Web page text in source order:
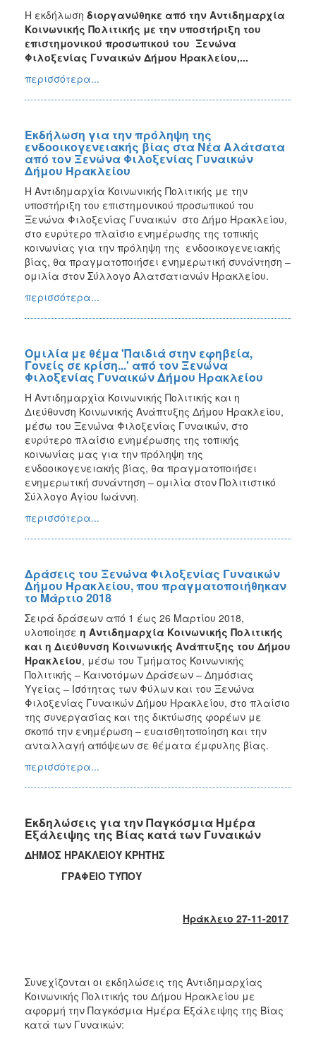
Η εκδήλωση διοργανώθηκε από την Αντιδημαρχία
Κοινωνικής Πολιτικής με την υποστήριξη του
επιστημονικού προσωπικού του Ξενώνα
Φιλοξενίας Γυναικών Δήμου Ηρακλείου,...
περισσότερα...
Εκδήλωση για την πρόληψη της
ενδοοικογενειακής βίας στα Νέα Αλάτσατα
από τον Ξενώνα Φιλοξενίας Γυναικών
Δήμου Ηρακλείου
Η Αντιδημαρχία Κοινωνικής Πολιτικής με την
υποστήριξη του επιστημονικού προσωπικού του
Ξενώνα Φιλοξενίας Γυναικών στο Δήμο Ηρακλείου,
στο ευρύτερο πλαίσιο ενημέρωσης της τοπικής
κοινωνίας για την πρόληψη της ενδοοικογενειακής
βίας, θα πραγματοποιήσει ενημερωτική συνάντηση –
ομιλία στον Σύλλογο Αλατσατιανών Ηρακλείου.
περισσότερα...
Ομιλία με θέμα 'Παιδιά στην εφηβεία,
Γονείς σε κρίση...' από τον Ξενώνα
Φιλοξενίας Γυναικών Δήμου Ηρακλείου
Η Αντιδημαρχία Κοινωνικής Πολιτικής και η
Διεύθυνση Κοινωνικής Ανάπτυξης Δήμου Ηρακλείου,
μέσω του Ξενώνα Φιλοξενίας Γυναικών, στο
ευρύτερο πλαίσιο ενημέρωσης της τοπικής
κοινωνίας μας για την πρόληψη της
ενδοοικογενειακής βίας, θα πραγματοποιήσει
ενημερωτική συνάντηση – ομιλία στον Πολιτιστικό
Σύλλογο Αγίου Ιωάννη.
περισσότερα...
Δράσεις του Ξενώνα Φιλοξενίας Γυναικών
Δήμου Ηρακλείου, που πραγματοποιήθηκαν
το Μάρτιο 2018
Σειρά δράσεων από 1 έως 26 Μαρτίου 2018,
υλοποίησε η Αντιδημαρχία Κοινωνικής Πολιτικής
και η Διεύθυνση Κοινωνικής Ανάπτυξης του Δήμου
Ηρακλείου, μέσω του Τμήματος Κοινωνικής
Πολιτικής – Καινοτόμων Δράσεων – Δημόσιας
Υγείας – Ισότητας των Φύλων και του Ξενώνα
Φιλοξενίας Γυναικών Δήμου Ηρακλείου, στο πλαίσιο
της συνεργασίας και της δικτύωσης φορέων με
σκοπό την ενημέρωση – ευαισθητοποίηση και την
ανταλλαγή απόψεων σε θέματα έμφυλης βίας.
περισσότερα...
Εκδηλώσεις για την Παγκόσμια Ημέρα
Εξάλειψης της Βίας κατά των Γυναικών
ΔΗΜΟΣ ΗΡΑΚΛΕΙΟΥ ΚΡΗΤΗΣ
ΓΡΑΦΕΙΟ ΤΥΠΟΥ
Ηράκλειο 27-11-2017
Συνεχίζονται οι εκδηλώσεις της Αντιδημαρχίας
Κοινωνικής Πολιτικής του Δήμου Ηρακλείου με
αφορμή την Παγκόσμια Ημέρα Εξάλειψης της Βίας
κατά των Γυναικών: